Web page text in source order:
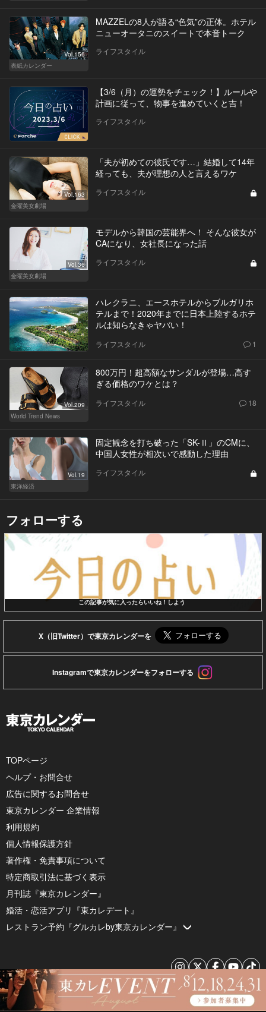
Vol.156
表紙カレンダー
MAZZELの8人が語る“色気”の正体。ホテル
ニューオータニのスイートで本音トーク
ライフスタイル
【3/6（月）の運勢をチェック！】ルールや
計画に従って、物事を進めていくと吉！
ライフスタイル
Vol.163
金曜美女劇場
「夫が初めての彼氏です…」結婚して14年
経っても、夫が理想の人と言えるワケ
ライフスタイル
Vol.36
金曜美女劇場
モデルから韓国の芸能界へ！ そんな彼女が
CAになり、女社長になった話
ライフスタイル
ハレクラニ、エースホテルからブルガリホ
テルまで！2020年までに日本上陸するホテ
ルは知らなきゃヤバい！
ライフスタイル 1
Vol.209
World Trend News
800万円！超高額なサンダルが登場…高す
ぎる価格のワケとは？
ライフスタイル 18
Vol.19
東洋経済
固定観念を打ち破った「SK-Ⅱ」のCMに、
中国人女性が相次いで感動した理由
ライフスタイル
フォローする
この記事が気に入ったらいいね！しよう
X（旧Twitter）で東京カレンダーを
Instagramで東京カレンダーをフォローする
TOPページ
ヘルプ・お問合せ
広告に関するお問合せ
東京カレンダー 企業情報
利用規約
個人情報保護方針
著作権・免責事項について
特定商取引法に基づく表示
月刊誌『東京カレンダー』
婚活・恋活アプリ『東カレデート』
レストラン予約『グルカレby東京カレンダー』
© 2026 by Tokyo Calendar, Inc.